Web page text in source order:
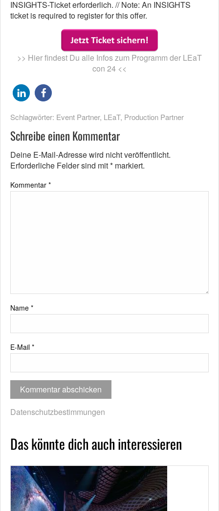
INSIGHTS-Ticket erforderlich. // Note: An INSIGHTS
ticket is required to register for this offer.
>> Hier findest Du alle Infos zum Programm der LEaT
con 24 <<
Schlagwörter: Event Partner, LEaT, Production Partner
Schreibe einen Kommentar
Deine E-Mail-Adresse wird nicht veröffentlicht.
Erforderliche Felder sind mit* markiert.
Kommentar *
Name *
E-Mail *
Datenschutzbestimmungen
Das könnte dich auch interessieren